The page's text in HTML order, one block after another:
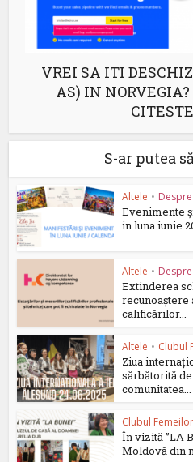
VREI SA ITI
AS) IN
S-ar putea
Altele •
Evenimente
in luna iunie
Altele •
Extinderea
recunoaștere
calificărilor...
Altele • Clubul
Ziua
sărbătorită de
comunitatea...
Clubul Femeilor
În vizită ”LA
Moldovă din